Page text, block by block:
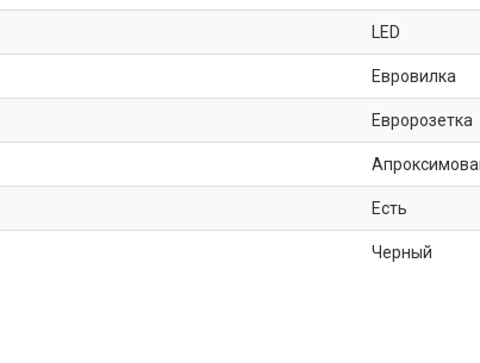
LED
Евровилка
Евророзетка
Есть
Черный